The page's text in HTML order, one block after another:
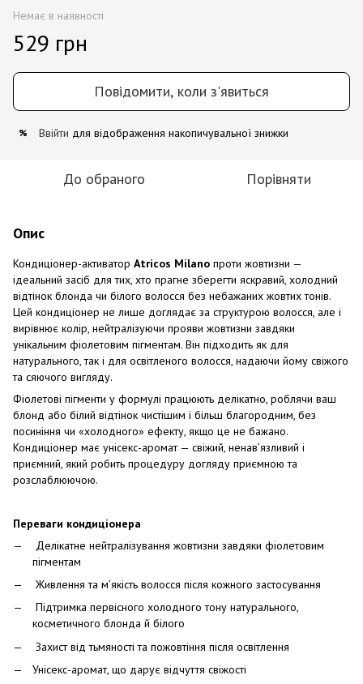
Немає в наявності
529 грн
Повідомити, коли з'явиться
% Ввійти для відображення накопичувальної знижки
До обраного Порівняти
Опис
Кондиціонер-активатор Atricos Milano проти жовтизни —
ідеальний засіб для тих, хто прагне зберегти яскравий, холодний
відтінок блонда чи білого волосся без небажаних жовтих тонів.
Цей кондиціонер не лише доглядає за структурою волосся, але і
вирівнює колір, нейтралізуючи прояви жовтизни завдяки
унікальним фіолетовим пігментам. Він підходить як для
натурального, так і для освітленого волосся, надаючи йому свіжого
та сяючого вигляду.
Фіолетові пігменти у формулі працюють делікатно, роблячи ваш
блонд або білий відтінок чистішим і більш благородним, без
посиніння чи «холодного» ефекту, якщо це не бажано.
Кондиціонер має унісекс-аромат — свіжий, ненав’язливий і
приємний, який робить процедуру догляду приємною та
розслаблюючою.
Переваги кондиціонера
Делікатне нейтралізування жовтизни завдяки фіолетовим
пігментам
Живлення та м’якість волосся після кожного застосування
Підтримка первісного холодного тону натурального,
косметичного блонда й білого
Захист від тьмяності та пожовтіння після освітлення
Унісекс-аромат, що дарує відчуття свіжості